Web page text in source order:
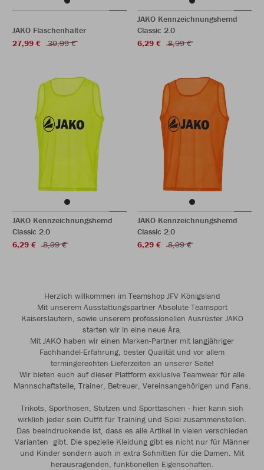
JAKO Flaschenhalter
27,99 €
39,99 €
JAKO Kennzeichnungshemd
Classic 2.0
6,29 €
8,99 €
JAKO Kennzeichnungshemd
Classic 2.0
6,29 €
8,99 €
JAKO Kennzeichnungshemd
Classic 2.0
6,29 €
8,99 €
Herzlich willkommen im Teamshop JFV Königsland
Mit unserem Ausstattungspartner Absolute Teamsport
Kaiserslautern, sowie unserem professionellen Ausrüster JAKO
starten wir in eine neue Ära.
Mit JAKO haben wir einen Marken-Partner mit langjähriger
Fachhandel-Erfahrung, bester Qualität und vor allem
termingerechten Lieferzeiten an unserer Seite!
Wir bieten euch auf dieser Plattform exklusive Teamwear für alle
Mannschaftsteile, Trainer, Betreuer, Vereinsangehörigen und Fans.
Trikots, Sporthosen, Stutzen und Sporttaschen - hier kann sich
wirklich jeder sein Outfit für Training und Spiel zusammenstellen.
Das beeindruckende ist, dass es alle Artikel in vielen verschieden
Varianten gibt. Die spezielle Kleidung gibt es nicht nur für Männer
und Kinder sondern auch in extra Schnitten für die Damen. Mit
herausragenden, funktionellen Eigenschaften.